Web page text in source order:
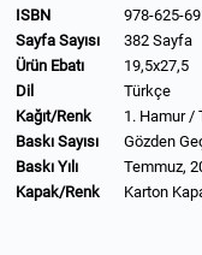
ISBN
978-625-
Sayfa Sayısı
382 Sayfa
Ürün Ebatı
19,5x27,5
Dil
Türkçe
Kağıt/Renk
1. Hamur /
Baskı Sayısı
Gözden
Baskı Yılı
Temmuz,
Kapak/Renk
Karton